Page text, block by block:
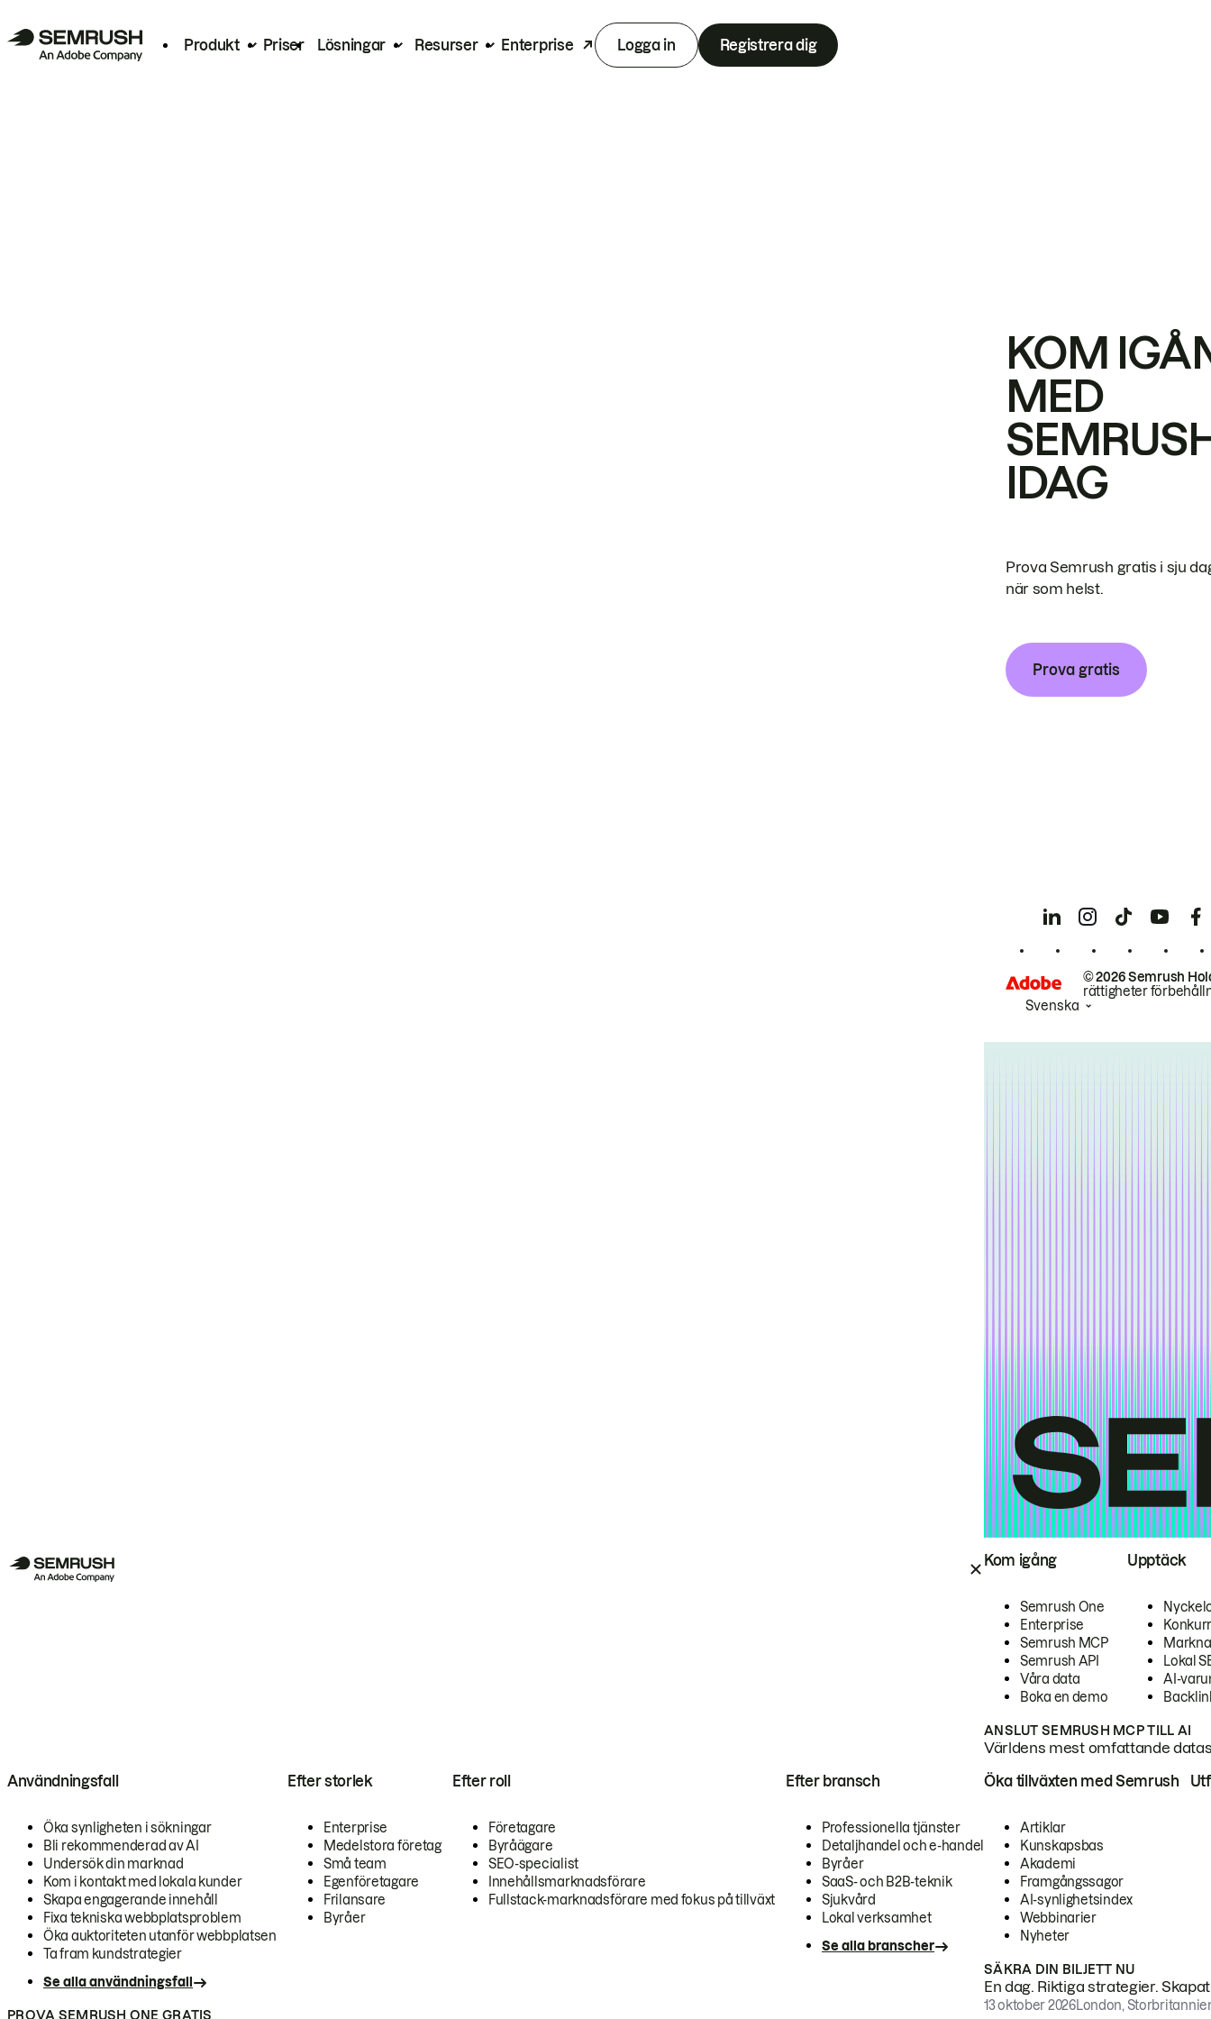
Produkt Priser Lösningar Resurser Enterprise Logga in Registrera dig
Kom igång
Semrush One
Enterprise
Semrush MCP
Semrush API
Våra data
Boka en demo
Upptäck
Lokal
AI-
ANSLUT SEMRUSH MCP TILL AI
Världens mest omfattande
Användningsfall
Öka synligheten i sökningar
Bli rekommenderad av AI
Undersök din marknad
Kom i kontakt med lokala kunder
Skapa engagerande innehåll
Fixa tekniska webbplatsproblem
Öka auktoriteten utanför webbplatsen
Ta fram kundstrategier
Se alla användningsfall
Efter storlek
Enterprise
Medelstora företag
Små team
Egenföretagare
Frilansare
Byråer
Efter roll
Företagare
Byråägare
SEO-specialist
Innehållsmarknadsförare
Fullstack-marknadsförare med fokus på tillväxt
Efter bransch
Professionella tjänster
Detaljhandel och e-handel
Byråer
SaaS- och B2B-teknik
Sjukvård
Lokal verksamhet
Se alla branscher
PROVA SEMRUSH ONE GRATIS
Öka tillväxten med Semrush
Artiklar
Kunskapsbas
Akademi
Framgångssagor
AI-synlighetsindex
Webbinarier
Nyheter
SÄKRA DIN BILJETT NU
En dag. Riktiga strategier.
13 oktober 2026London,
KOM
MED
IDAG
Prova Semrush gratis i sju
när som helst.
Prova gratis
© 2026 Semrush
rättigheter
Svenska